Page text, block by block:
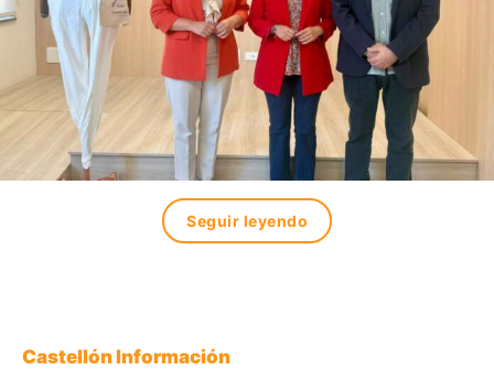
Seguir leyendo
Castellón Información